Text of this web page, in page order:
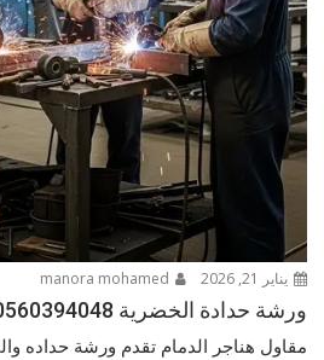
يناير 21, 2026
ورشة حدادة الخضرية 0560394048
مقاول هناجر الدمام تقدم ورشة حداده